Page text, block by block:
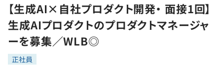
転職成功ガイド
転職エージェント
インタビュー
転職成功ガイド
求人検索
本選考
インターン
学習
問題集
プログラミング言語
ゲーム・マンガ
【生成AI×自社プロダクト開発・ 面接1回】
生成AIプロダクトのプロダクトマネージャ
ーを募集／WLB◎
正社員